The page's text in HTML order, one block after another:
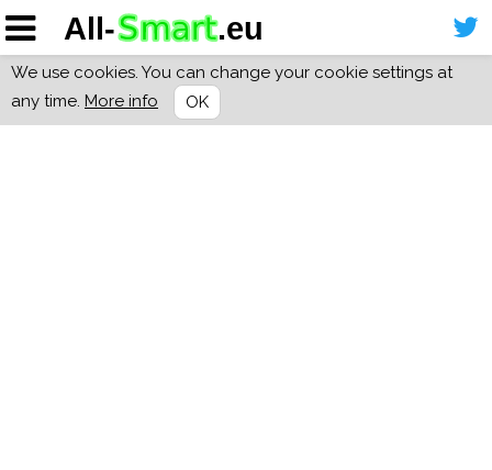
We use cookies. You can change your cookie settings at
any time. More info OK